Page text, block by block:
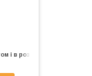
і в роздріб